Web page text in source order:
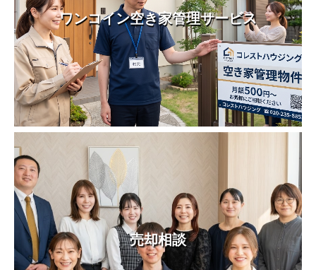
ワンコイン空き家管理サービス
売却相談